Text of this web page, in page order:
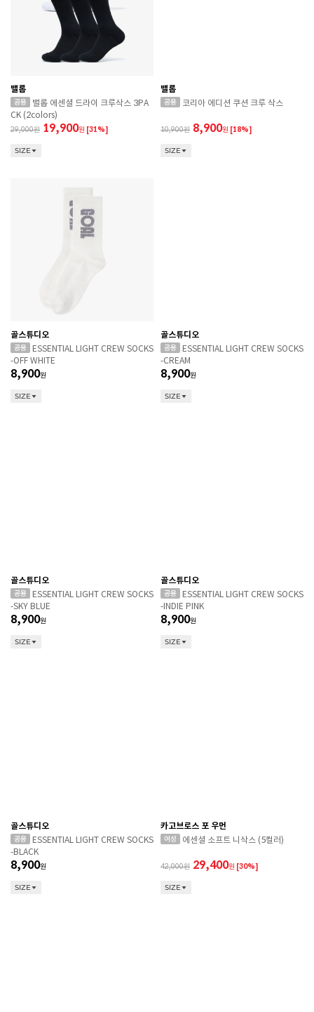
밸롭
밸롭 에센셜 드라이 크루삭스 3PA
CK (2colors)
29,000 19,900원 [31%]
SIZE
밸롭
코리아 에디션 쿠션 크루 삭스
10,900 8,900원 [18%]
SIZE
골스튜디오
ESSENTIAL LIGHT CREW SOCKS
-OFF WHITE
8,900원
SIZE
골스튜디오
ESSENTIAL LIGHT CREW SOCKS
-CREAM
8,900원
SIZE
골스튜디오
ESSENTIAL LIGHT CREW SOCKS
-SKY BLUE
8,900원
SIZE
골스튜디오
ESSENTIAL LIGHT CREW SOCKS
-INDIE PINK
8,900원
SIZE
골스튜디오
ESSENTIAL LIGHT CREW SOCKS
-BLACK
8,900원
SIZE
카고브로스 포 우먼
에센셜 소프트 니삭스 (5컬러)
42,000 29,400원 [30%]
SIZE